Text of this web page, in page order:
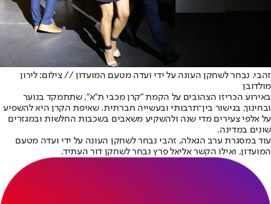
זהבי. נבחר לשחקן העונה על ידי ועדה מטעם המועדון // צילום: לירון
מולדובן
באירוע הכריזו הצהובים על הקמת "קרן מכבי ת"א", שתתמקד בנוער
ובחינוך, בגישור בין־תרבותי ובעשייה חברתית. שאיפת הקרן היא להשפיע
על אלפי צעירים מדי שנה ולהשקיע משאבים בשכבות החלשות ובמגזרים
שונים במדינה.
עוד במסגרת ערב הגאלה, זהבי נבחר לשחקן העונה על ידי ועדה מטעם
המועדון, ואילו הקשר אליאל פרץ נבחר לשחקן דור העתיד.